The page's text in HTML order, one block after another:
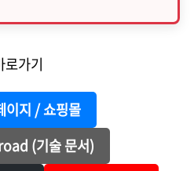
로가기
이지 / 쇼핑몰
(기술 문서)